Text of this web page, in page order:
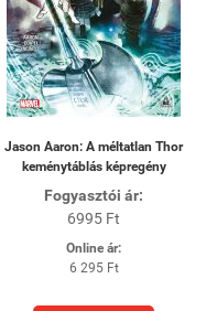
Jason Aaron: A méltatlan Thor
keménytáblás képregény
Fogyasztói ár:
6995 Ft
Online ár:
6 295 Ft